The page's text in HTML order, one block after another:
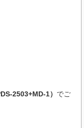
1） でご